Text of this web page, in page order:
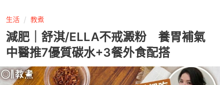
生活 教煮
減肥｜舒淇/ELLA不戒澱粉 養胃補氣
中醫推7優質碳水+3餐外食配搭